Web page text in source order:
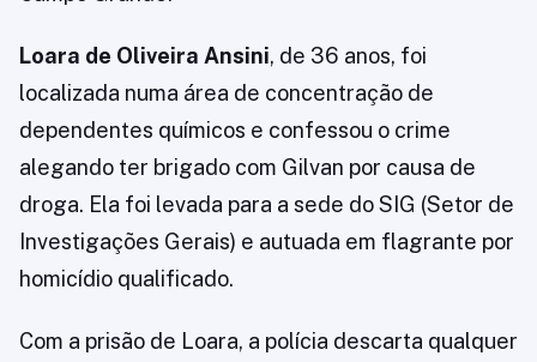
Loara de Oliveira Ansini, de 36 anos, foi
localizada numa área de concentração de
dependentes químicos e confessou o crime
alegando ter brigado com Gilvan por causa de
droga. Ela foi levada para a sede do SIG (Setor de
Investigações Gerais) e autuada em flagrante por
homicídio qualificado.
Com a prisão de Loara, a polícia descarta qualquer